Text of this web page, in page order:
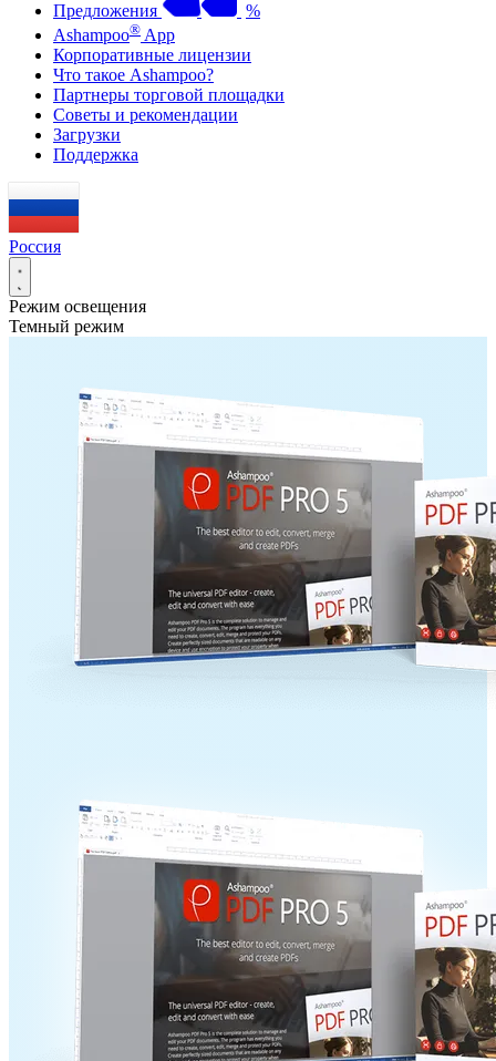
Предложения
%
Ashampoo® App
Корпоративные лицензии
Что такое Ashampoo?
Партнеры торговой площадки
Советы и рекомендации
Загрузки
Поддержка
Россия
Режим освещения
Темный режим